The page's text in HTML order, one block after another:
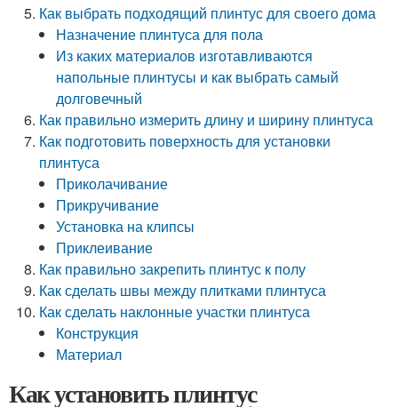
Как выбрать подходящий плинтус для своего дома
Назначение плинтуса для пола
Из каких материалов изготавливаются
напольные плинтусы и как выбрать самый
долговечный
Как правильно измерить длину и ширину плинтуса
Как подготовить поверхность для установки
плинтуса
Приколачивание
Прикручивание
Установка на клипсы
Приклеивание
Как правильно закрепить плинтус к полу
Как сделать швы между плитками плинтуса
Как сделать наклонные участки плинтуса
Конструкция
Материал
Как установить плинтус